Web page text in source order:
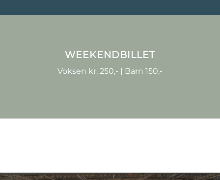
WEEKENDBILLET
Voksen kr. 250,- | Barn 150,-